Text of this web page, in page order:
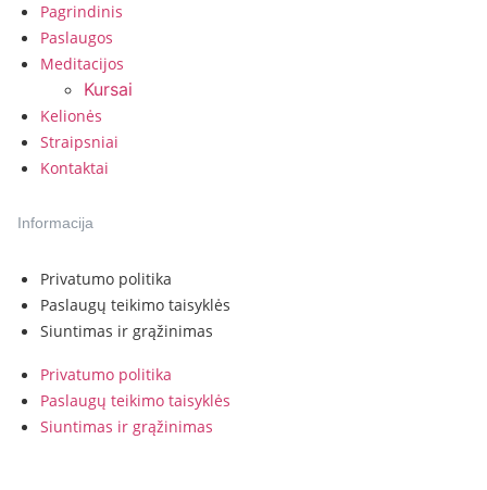
Pagrindinis
Paslaugos
Meditacijos
Kursai
Kelionės
Straipsniai
Kontaktai
Informacija
Privatumo politika
Paslaugų teikimo taisyklės
Siuntimas ir grąžinimas
Privatumo politika
Paslaugų teikimo taisyklės
Siuntimas ir grąžinimas